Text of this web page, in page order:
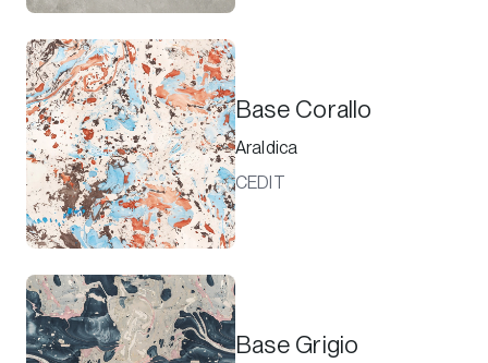
Base Corallo
Araldica
CEDIT
Base Grigio